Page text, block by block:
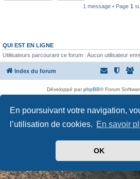
En poursuivant votre navigation,
l’utilisation de cookies. En savoir
OK
1 message • Page 1
QUI EST EN LIGNE
Utilisateurs parcourant ce forum : Aucun utilisateur
Index du forum
Développé parphpBB® Forum
Drapeaux des Pays par